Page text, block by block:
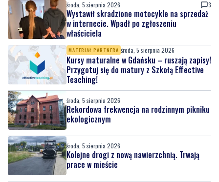
środa, 5 sierpnia 2026 3
Wystawił skradzione motocykle na sprzedaż
w internecie. Wpadł po zgłoszeniu
właściciela
MATERIAŁ PARTNERA środa, 5 sierpnia 2026
Kursy maturalne w Gdańsku – ruszają zapisy!
Przygotuj się do matury z Szkołą Effective
Teaching!
środa, 5 sierpnia 2026
Rekordowa frekwencja na rodzinnym pikniku
ekologicznym
środa, 5 sierpnia 2026
Kolejne drogi z nową nawierzchnią. Trwają
prace w mieście